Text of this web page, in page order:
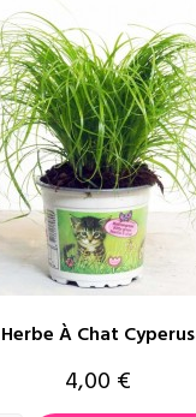
Herbe À Chat Cyperus
Prix
4,00 €